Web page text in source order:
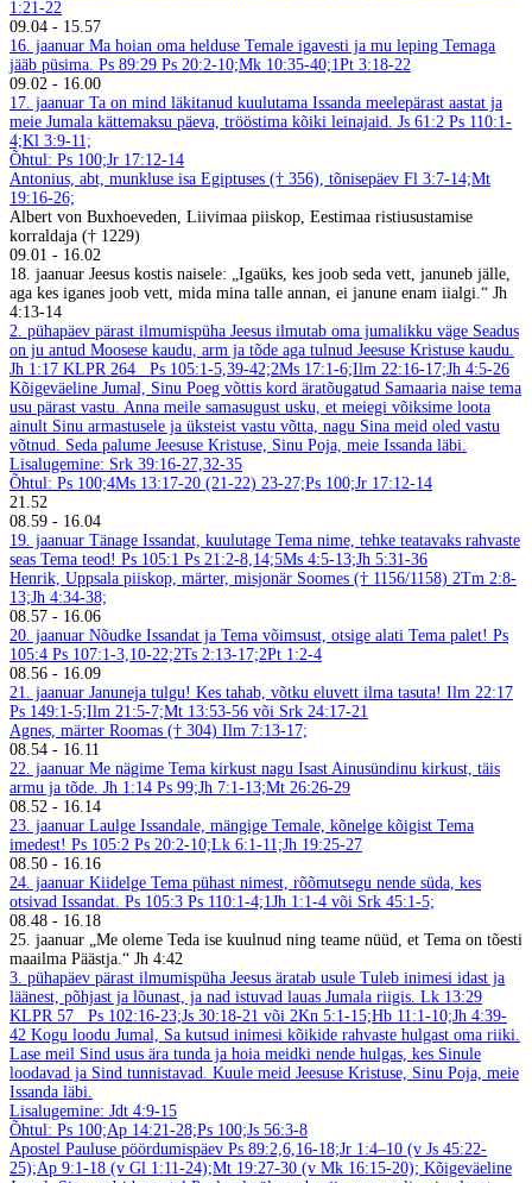
1:21-22
09.04 - 15.57
16. jaanuar Ma hoian oma helduse Temale igavesti ja mu leping Temaga
jääb püsima. Ps 89:29 Ps 20:2-10;Mk 10:35-40;1Pt 3:18-22
09.02 - 16.00
17. jaanuar Ta on mind läkitanud kuulutama Issanda meelepärast aastat ja
meie Jumala kättemaksu päeva, trööstima kõiki leinajaid. Js 61:2 Ps 110:1-
4;Kl 3:9-11;
Õhtul: Ps 100;Jr 17:12-14
Antonius, abt, munkluse isa Egiptuses († 356), tõnisepäev Fl 3:7-14;Mt
19:16-26;
Albert von Buxhoeveden, Liivimaa piiskop, Eestimaa ristiusustamise
korraldaja († 1229)
09.01 - 16.02
18. jaanuar Jeesus kostis naisele: „Igaüks, kes joob seda vett, januneb jälle,
aga kes iganes joob vett, mida mina talle annan, ei janune enam iialgi.“ Jh
4:13-14
2. pühapäev pärast ilmumispüha Jeesus ilmutab oma jumalikku väge Seadus
on ju antud Moosese kaudu, arm ja tõde aga tulnud Jeesuse Kristuse kaudu.
Jh 1:17 KLPR 264
Ps 105:1-5,39-42;2Ms 17:1-6;Ilm 22:16-17;Jh 4:5-26
Kõigeväeline Jumal, Sinu Poeg võttis kord äratõugatud Samaaria naise tema
usu pärast vastu. Anna meile samasugust usku, et meiegi võiksime loota
ainult Sinu armastusele ja üksteist vastu võtta, nagu Sina meid oled vastu
võtnud. Seda palume Jeesuse Kristuse, Sinu Poja, meie Issanda läbi.
Lisalugemine: Srk 39:16-27,32-35
Õhtul: Ps 100;4Ms 13:17-20 (21-22) 23-27;Ps 100;Jr 17:12-14
21.52
08.59 - 16.04
19. jaanuar Tänage Issandat, kuulutage Tema nime, tehke teatavaks rahvaste
seas Tema teod! Ps 105:1 Ps 21:2-8,14;5Ms 4:5-13;Jh 5:31-36
Henrik, Uppsala piiskop, märter, misjonär Soomes († 1156/1158) 2Tm 2:8-
13;Jh 4:34-38;
08.57 - 16.06
20. jaanuar Nõudke Issandat ja Tema võimsust, otsige alati Tema palet! Ps
105:4 Ps 107:1-3,10-22;2Ts 2:13-17;2Pt 1:2-4
08.56 - 16.09
21. jaanuar Januneja tulgu! Kes tahab, võtku eluvett ilma tasuta! Ilm 22:17
Ps 149:1-5;Ilm 21:5-7;Mt 13:53-56 või Srk 24:17-21
Agnes, märter Roomas († 304) Ilm 7:13-17;
08.54 - 16.11
22. jaanuar Me nägime Tema kirkust nagu Isast Ainusündinu kirkust, täis
armu ja tõde. Jh 1:14 Ps 99;Jh 7:1-13;Mt 26:26-29
08.52 - 16.14
23. jaanuar Laulge Issandale, mängige Temale, kõnelge kõigist Tema
imedest! Ps 105:2 Ps 20:2-10;Lk 6:1-11;Jh 19:25-27
08.50 - 16.16
24. jaanuar Kiidelge Tema pühast nimest, rõõmutsegu nende süda, kes
otsivad Issandat. Ps 105:3 Ps 110:1-4;1Jh 1:1-4 või Srk 45:1-5;
08.48 - 16.18
25. jaanuar „Me oleme Teda ise kuulnud ning teame nüüd, et Tema on tõesti
maailma Päästja.“ Jh 4:42
3. pühapäev pärast ilmumispüha Jeesus äratab usule Tuleb inimesi idast ja
läänest, põhjast ja lõunast, ja nad istuvad lauas Jumala riigis. Lk 13:29
KLPR 57
Ps 102:16-23;Js 30:18-21 või 2Kn 5:1-15;Hb 11:1-10;Jh 4:39-
42 Kogu loodu Jumal, Sa kutsud inimesi kõikide rahvaste hulgast oma riiki.
Lase meil Sind usus ära tunda ja hoia meidki nende hulgas, kes Sinule
loodavad ja Sind tunnistavad. Kuule meid Jeesuse Kristuse, Sinu Poja, meie
Issanda läbi.
Lisalugemine: Jdt 4:9-15
Õhtul: Ps 100;Ap 14:21-28;Ps 100;Js 56:3-8
Apostel Pauluse pöördumispäev Ps 89:2,6,16-18;Jr 1:4–10 (v Js 45:22-
25);Ap 9:1-18 (v Gl 1:11-24);Mt 19:27-30 (v Mk 16:15-20); Kõigeväeline